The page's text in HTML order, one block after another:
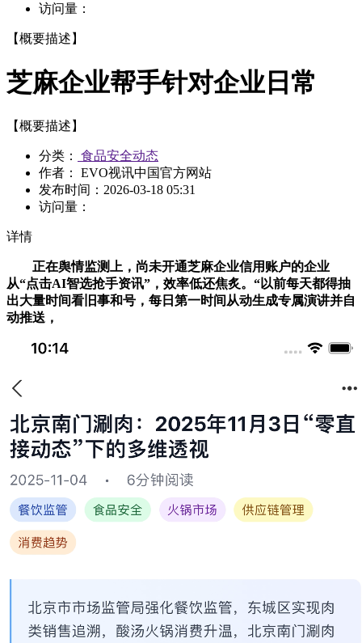
访问量：
【概要描述】
芝麻企业帮手针对企业日常
【概要描述】
分类：
食品安全动态
作者： EVO视讯中国官方网站
发布时间： 2026-03-18 05:31
访问量：
详情
正在舆情监测上，尚未开通芝麻企业信用账户的企业
从“点击AI智选抢手资讯”，效率低还焦炙。“以前每天都得抽
出大量时间看旧事和号，每日第一时间从动生成专属演讲并自
动推送，